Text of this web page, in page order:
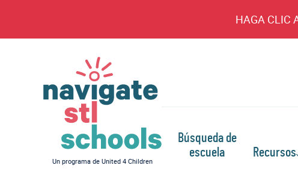
HAGA CLIC
Navegar
Un programa de United 4 Children
Búsqueda de
escuela
Recursos